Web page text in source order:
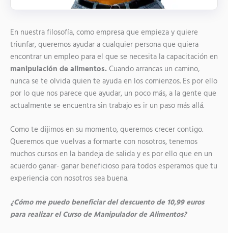
En nuestra filosofía, como empresa que empieza y quiere
triunfar, queremos ayudar a cualquier persona que quiera
encontrar un empleo para el que se necesita la capacitación en
manipulación de alimentos. Cuando arrancas un camino,
nunca se te olvida quien te ayuda en los comienzos. Es por ello
por lo que nos parece que ayudar, un poco más, a la gente que
actualmente se encuentra sin trabajo es ir un paso más allá.
Como te dijimos en su momento, queremos crecer contigo.
Queremos que vuelvas a formarte con nosotros, tenemos
muchos cursos en la bandeja de salida y es por ello que en un
acuerdo ganar- ganar beneficioso para todos esperamos que tu
experiencia con nosotros sea buena.
¿Cómo me puedo beneficiar del descuento de 10,99 euros
para realizar el Curso de Manipulador de Alimentos?